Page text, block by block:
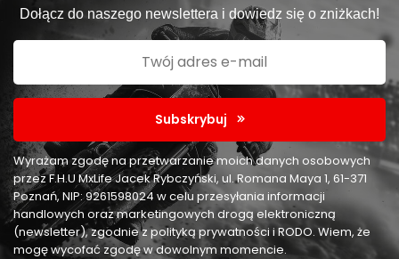
Dołącz do naszego newslettera i dowiedz się o zniżkach!
Subskrybuj
Wyrażam zgodę na przetwarzanie moich danych osobowych
przez F.H.U MxLife Jacek Rybczyński, ul. Romana Maya 1, 61-371
Poznań, NIP: 9261598024 w celu przesyłania informacji
handlowych oraz marketingowych drogą elektroniczną
(newsletter), zgodnie z polityką prywatności i RODO. Wiem, że
mogę wycofać zgodę w dowolnym momencie.